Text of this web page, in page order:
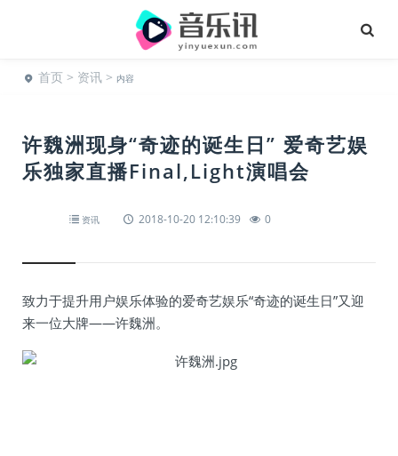
首页 > 资讯 > 内容
许魏洲现身“奇迹的诞生日” 爱奇艺娱
乐独家直播Final,Light演唱会
资讯 2018-10-20 12:10:39 0
致力于提升用户娱乐体验的爱奇艺娱乐“奇迹的诞生日”又迎
来一位大牌——许魏洲。